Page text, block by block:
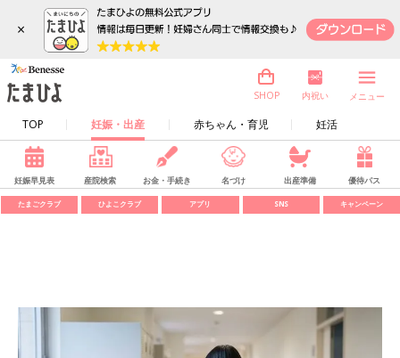
×
TOP 妊娠・出産 赤ちゃん・育児 妊活
SHOP 内祝い メニュー
妊娠早見表 産院検索 お金・手続き 名づけ 出産準備 優待パス
たまごクラブ ひよこクラブ アプリ SNS キャンペーン